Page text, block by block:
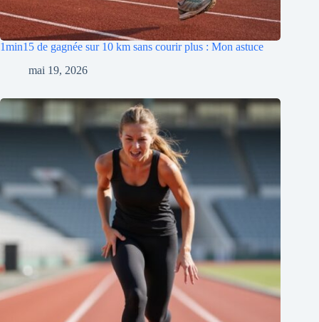
1min15 de gagnée sur 10 km sans courir plus : Mon astuce
mai 19, 2026